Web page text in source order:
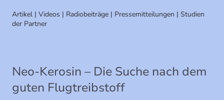
Artikel | Videos | Radiobeiträge | Pressemitteilungen | Studien
der Partner
Neo-Kerosin – Die Suche nach dem
guten Flugtreibstoff